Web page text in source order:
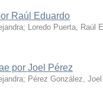
Raúl Eduardo
; Loredo Puerta, Raúl
por Joel Pérez
; Pérez González, Joel